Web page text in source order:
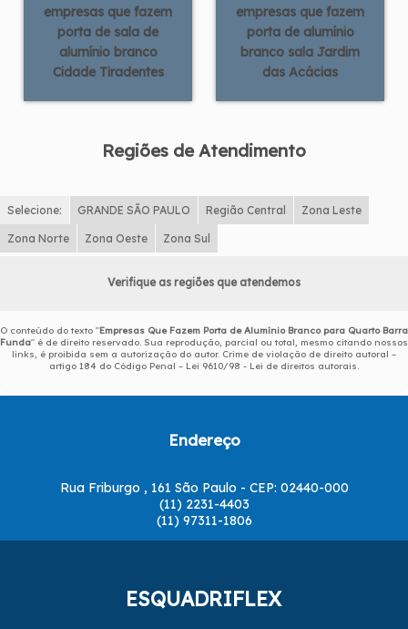
empresas que fazem
porta de sala de
alumínio branco
Cidade Tiradentes
empresas que fazem
porta de alumínio
branco sala Jardim
das Acácias
Regiões de Atendimento
Selecione: GRANDE SÃO PAULO Região Central Zona Leste
Zona Norte Zona Oeste Zona Sul
Verifique as regiões que atendemos
O conteúdo do texto "Empresas Que Fazem Porta de Alumínio Branco para Quarto Barra
Funda" é de direito reservado. Sua reprodução, parcial ou total, mesmo citando nossos
links, é proibida sem a autorização do autor. Crime de violação de direito autoral –
artigo 184 do Código Penal – Lei 9610/98 - Lei de direitos autorais
Endereço
Rua Friburgo , 161 São Paulo - CEP: 02440-000
(11) 2231-4403
(11) 97311-1806
ESQUADRIFLEX